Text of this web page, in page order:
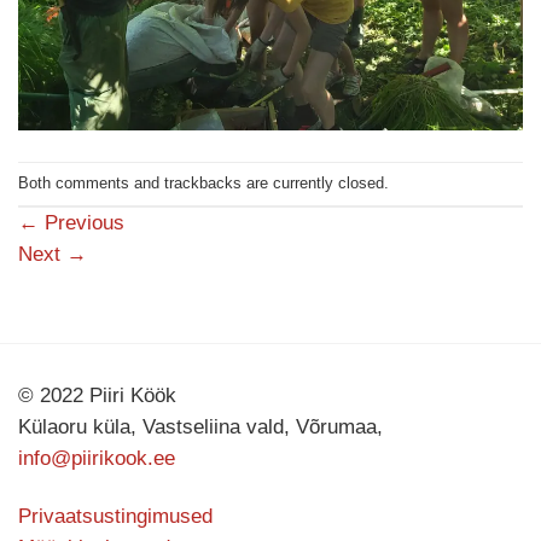
Both comments and trackbacks are currently closed.
← Previous
Next →
© 2022 Piiri Köök
Külaoru küla, Vastseliina vald, Võrumaa,
info@piirikook.ee
Privaatsustingimused